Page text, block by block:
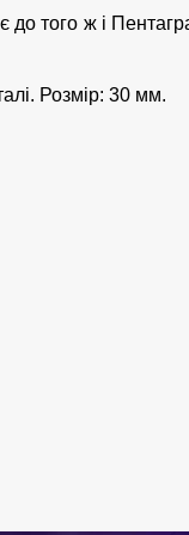
до того ж і
Розмір: 30 мм.